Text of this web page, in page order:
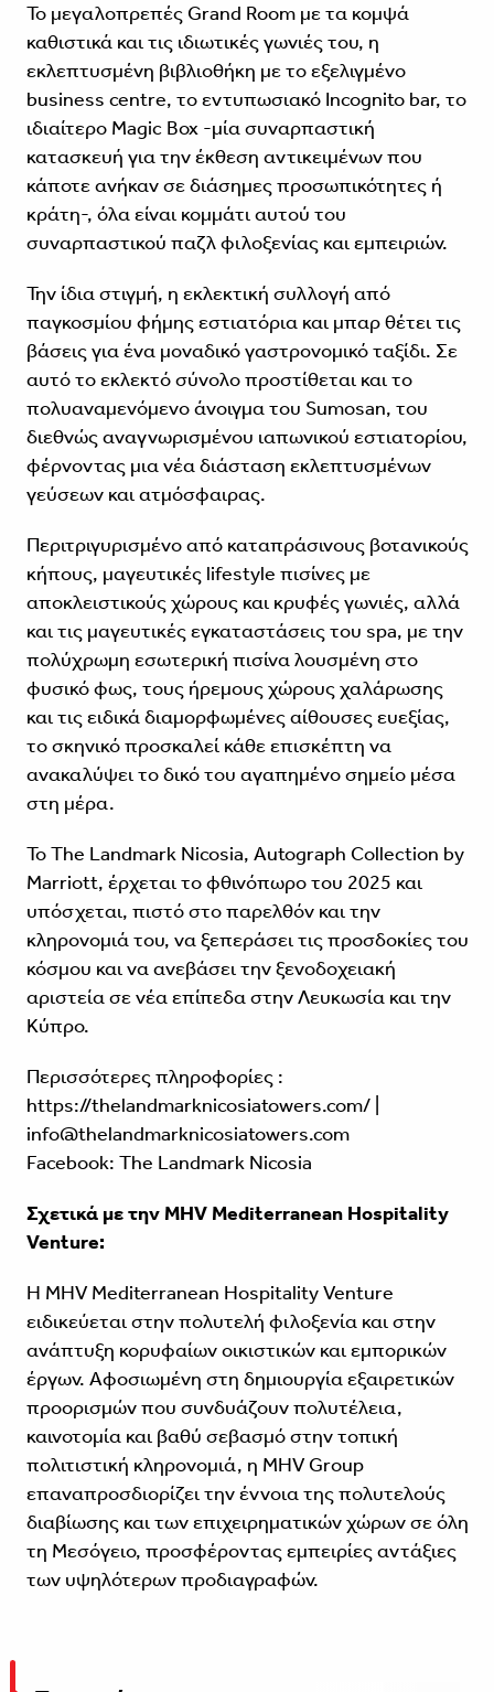
Το μεγαλοπρεπές Grand Room με τα κομψά
καθιστικά και τις ιδιωτικές γωνιές του, η
εκλεπτυσμένη βιβλιοθήκη με το εξελιγμένο
business centre, το εντυπωσιακό Incognito bar, το
ιδιαίτερο Magic Box -μία συναρπαστική
κατασκευή για την έκθεση αντικειμένων που
κάποτε ανήκαν σε διάσημες προσωπικότητες ή
κράτη-, όλα είναι κομμάτι αυτού του
συναρπαστικού παζλ φιλοξενίας και εμπειριών.
Την ίδια στιγμή, η εκλεκτική συλλογή από
παγκοσμίου φήμης εστιατόρια και μπαρ θέτει τις
βάσεις για ένα μοναδικό γαστρονομικό ταξίδι. Σε
αυτό το εκλεκτό σύνολο προστίθεται και το
πολυαναμενόμενο άνοιγμα του Sumosan, του
διεθνώς αναγνωρισμένου ιαπωνικού εστιατορίου,
φέρνοντας μια νέα διάσταση εκλεπτυσμένων
γεύσεων και ατμόσφαιρας.
Περιτριγυρισμένο από καταπράσινους βοτανικούς
κήπους, μαγευτικές lifestyle πισίνες με
αποκλειστικούς χώρους και κρυφές γωνιές, αλλά
και τις μαγευτικές εγκαταστάσεις του spa, με την
πολύχρωμη εσωτερική πισίνα λουσμένη στο
φυσικό φως, τους ήρεμους χώρους χαλάρωσης
και τις ειδικά διαμορφωμένες αίθουσες ευεξίας,
το σκηνικό προσκαλεί κάθε επισκέπτη να
ανακαλύψει το δικό του αγαπημένο σημείο μέσα
στη μέρα.
Το The Landmark Nicosia, Autograph Collection by
Marriott, έρχεται το φθινόπωρο του 2025 και
υπόσχεται, πιστό στο παρελθόν και την
κληρονομιά του, να ξεπεράσει τις προσδοκίες του
κόσμου και να ανεβάσει την ξενοδοχειακή
αριστεία σε νέα επίπεδα στην Λευκωσία και την
Κύπρο.
Περισσότερες πληροφορίες :
https://thelandmarknicosiatowers.com/|
info@thelandmarknicosiatowers.com
Facebook: The Landmark Nicosia
Σχετικά με την MHV Mediterranean Hospitality
Venture:
Η MHV Mediterranean Hospitality Venture
ειδικεύεται στην πολυτελή φιλοξενία και στην
ανάπτυξη κορυφαίων οικιστικών και εμπορικών
έργων. Αφοσιωμένη στη δημιουργία εξαιρετικών
προορισμών που συνδυάζουν πολυτέλεια,
καινοτομία και βαθύ σεβασμό στην τοπική
πολιτιστική κληρονομιά, η MHV Group
επαναπροσδιορίζει την έννοια της πολυτελούς
διαβίωσης και των επιχειρηματικών χώρων σε όλη
τη Μεσόγειο, προσφέροντας εμπειρίες αντάξιες
των υψηλότερων προδιαγραφών.